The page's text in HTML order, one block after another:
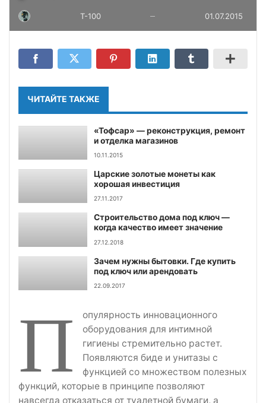
T-100 — 01.07.2015
ЧИТАЙТЕ ТАКЖЕ
«Тофсар» — реконструкция, ремонт
и отделка магазинов
10.11.2015
Царские золотые монеты как
хорошая инвестиция
27.11.2017
Строительство дома под ключ —
когда качество имеет значение
27.12.2018
Зачем нужны бытовки. Где купить
под ключ или арендовать
22.09.2017
П
опулярность инновационного
оборудования для интимной
гигиены стремительно растет.
Появляются биде и унитазы с
функцией со множеством полезных
функций, которые в принципе позволяют
навсегда отказаться от туалетной бумаги, а